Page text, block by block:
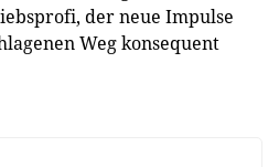
der neue Impulse
Weg konsequent